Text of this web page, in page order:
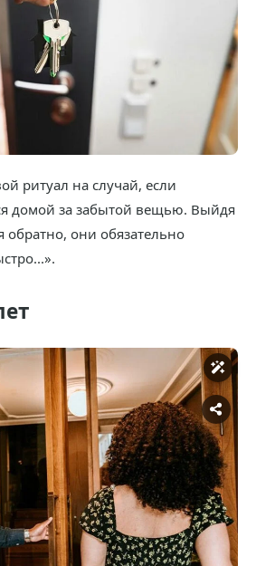
ритуал на случай, если
домой за забытой вещью. Выйдя
обратно, они обязательно